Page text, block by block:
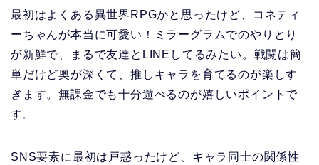
最初はよくある異世界RPGかと思ったけど、コネティ
ーちゃんが本当に可愛い！ミラーグラムでのやりとり
が新鮮で、まるで友達とLINEしてるみたい。戦闘は簡
単だけど奥が深くて、推しキャラを育てるのが楽しす
ぎます。無課金でも十分遊べるのが嬉しいポイントで
す。
SNS要素に最初は戸惑ったけど、キャラ同士の関係性